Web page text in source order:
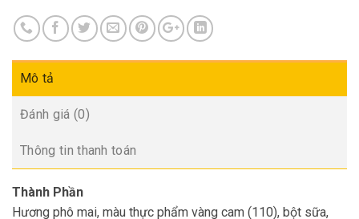
Mô tả
Đánh giá (0)
Thông tin thanh toán
Thành Phần
Hương phô mai, màu thực phẩm vàng cam (110), bột sữa,